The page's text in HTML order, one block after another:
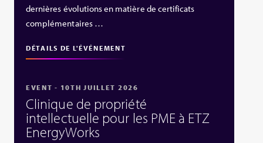
dernières évolutions en matière de certificats
complémentaires …
DÉTAILS DE L'ÉVÉNEMENT
EVENT - 10TH JUILLET 2026
Clinique de propriété
intellectuelle pour les PME à ETZ
EnergyWorks